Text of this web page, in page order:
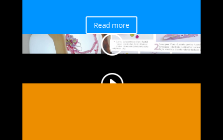
Read more
Contenuto non disponibile. Accetta la Cookie policy cliccando su "Accetta" nel banner dell'informativa